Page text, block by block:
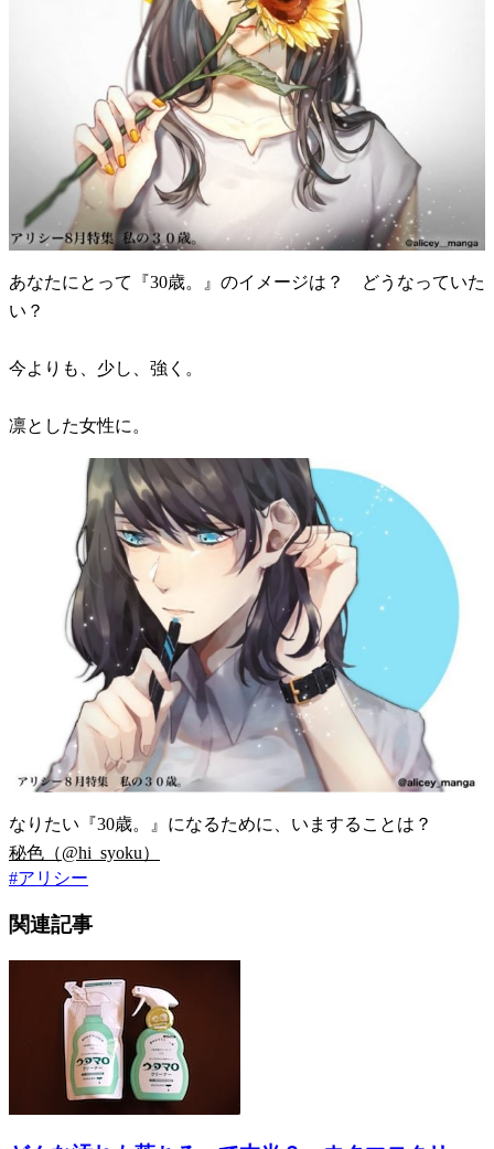
あなたにとって『30歳。』のイメージは？ どうなっていた
い？
今よりも、少し、強く。
凛とした女性に。
なりたい『30歳。』になるために、いますることは？
秘色（@hi_syoku）
#アリシー
関連記事